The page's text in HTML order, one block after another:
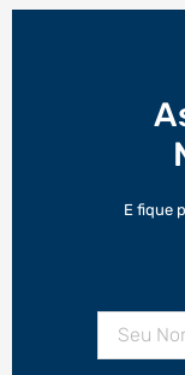
E fique